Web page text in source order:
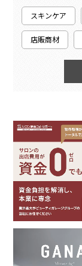
スキンケア
店販商材